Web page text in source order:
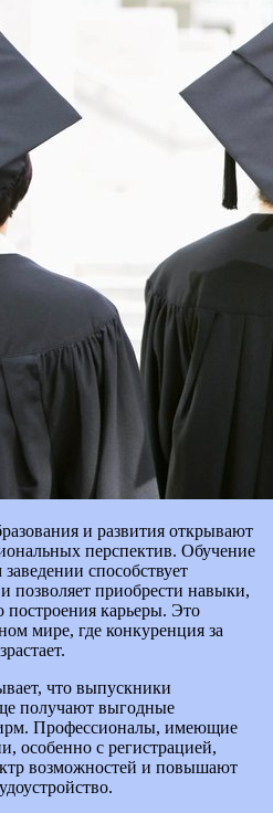
и развития открывают
перспектив. Обучение
способствует
приобрести навыки,
карьеры. Это
мире, где конкуренция за
что выпускники
получают выгодные
Профессионалы, имеющие
особенно с регистрацией,
возможностей и повышают